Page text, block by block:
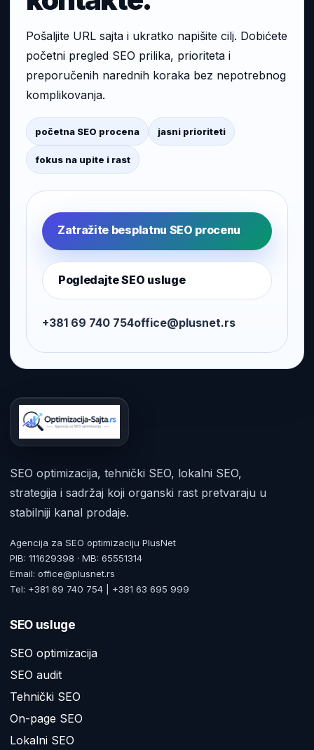
Pošaljite URL sajta i ukratko napišite cilj. Dobićete
početni pregled SEO prilika, prioriteta i
preporučenih narednih koraka bez nepotrebnog
komplikovanja.
početna SEO procena jasni prioriteti
fokus na upite i rast
Zatražite besplatnu SEO procenu
Pogledajte SEO usluge
+381 69 740 754office@plusnet.rs
SEO optimizacija, tehnički SEO, lokalni SEO,
strategija i sadržaj koji organski rast pretvaraju u
stabilniji kanal prodaje.
Agencija za SEO optimizaciju PlusNet
PIB: 111629398 · MB: 65551314
Email: office@plusnet.rs
Tel: +381 69 740 754 | +381 63 695 999
SEO usluge
SEO optimizacija
SEO audit
Tehnički SEO
On-page SEO
Lokalni SEO